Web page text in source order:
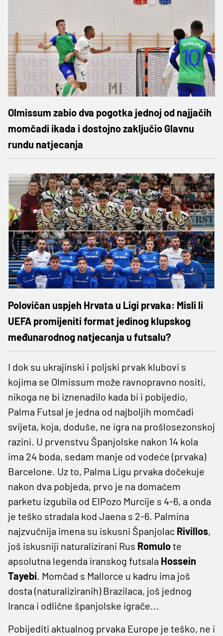
Olmissum zabio dva pogotka jednoj od najjačih
momčadi ikada i dostojno zaključio Glavnu
rundu natjecanja
Polovičan uspjeh Hrvata u Ligi prvaka: Misli li
UEFA promijeniti format jedinog klupskog
međunarodnog natjecanja u futsalu?
I dok su ukrajinski i poljski prvak klubovi s
kojima se Olmissum može ravnopravno nositi,
nikoga ne bi iznenadilo kada bi i pobijedio,
Palma Futsal je jedna od najboljih momčadi
svijeta, koja, doduše, ne igra na prošlosezonskoj
razini. U prvenstvu Španjolske nakon 14 kola
ima 24 boda, sedam manje od vodeće (prvaka)
Barcelone. Uz to, Palma Ligu prvaka dočekuje
nakon dva pobjeda, prvo je na domaćem
parketu izgubila od ElPozo Murcije s 4-6, a onda
je teško stradala kod Jaena s 2-6. Palmina
najzvučnija imena su iskusni Španjolac Rivillos,
još iskusniji naturalizirani Rus Romulote
apsolutna legenda iranskog futsala Hossein
Tayebi. Momčad s Mallorce u kadru ima još
dosta (naturaliziranih) Brazilaca, još jednog
Iranca i odlične španjolske igrače...
Pobijediti aktualnog prvaka Europe je teško, ne i